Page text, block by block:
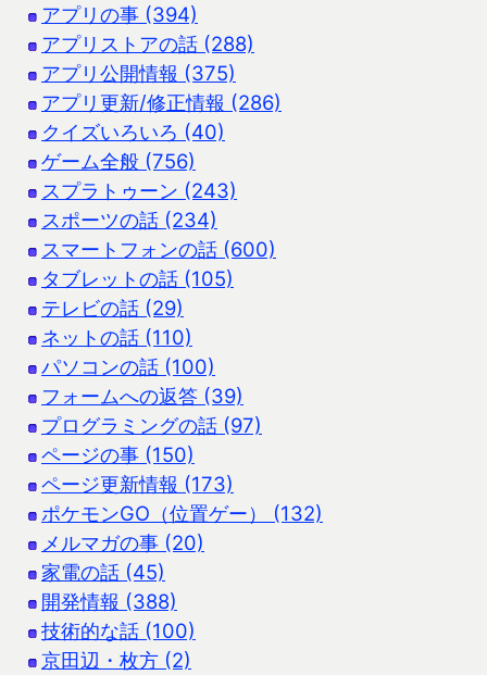
アプリの事 (394)
アプリストアの話 (288)
アプリ公開情報 (375)
アプリ更新/修正情報 (286)
クイズいろいろ (40)
ゲーム全般 (756)
スプラトゥーン (243)
スポーツの話 (234)
スマートフォンの話 (600)
タブレットの話 (105)
テレビの話 (29)
ネットの話 (110)
パソコンの話 (100)
フォームへの返答 (39)
プログラミングの話 (97)
ページの事 (150)
ページ更新情報 (173)
ポケモンGO（位置ゲー） (132)
メルマガの事 (20)
家電の話 (45)
開発情報 (388)
技術的な話 (100)
京田辺・枚方 (2)